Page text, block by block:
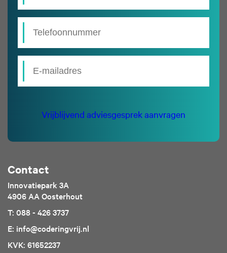
Vrijblijvend adviesgesprek aanvragen
Contact
Innovatiepark 3A
4906 AA Oosterhout
T: 088 - 426 3737
E: info@coderingvrij.nl
KVK: 61652237